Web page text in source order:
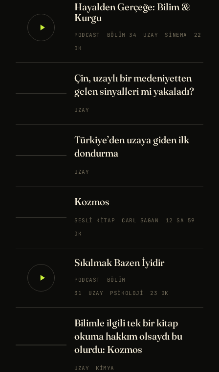
Hayalden Gerçeğe: Bilim &
Kurgu
PODCAST BÖLÜM 34 UZAY SINEMA
22
DK
Çin, uzaylı bir medeniyetten
gelen sinyalleri mi yakaladı?
UZAY
Türkiye’den uzaya giden ilk
dondurma
UZAY
Kozmos
SESLI KITAP CARL SAGAN
12 SA 59
DK
Sıkılmak Bazen İyidir
PODCAST
BÖLÜM
31
UZAY PSIKOLOJI 23 DK
Bilimle ilgili tek bir kitap
okuma hakkım olsaydı bu
olurdu: Kozmos
UZAY KIMYA